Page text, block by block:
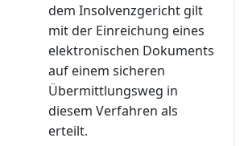
dem Insolvenzgericht gilt
mit der Einreichung eines
elektronischen Dokuments
auf einem sicheren
Übermittlungsweg in
diesem Verfahren als
erteilt.